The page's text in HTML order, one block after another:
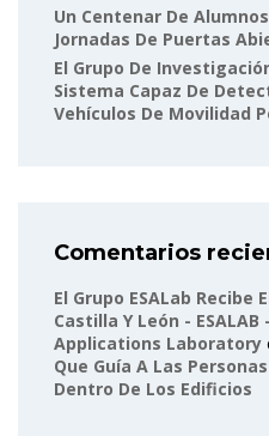
Un Centenar De
Jornadas De Puertas
El Grupo De
Sistema Capaz De
Vehículos De Movilidad
Comentarios
El Grupo ESALab Recibe
Castilla Y León -
Applications Laboratory
Que Guía A Las
Dentro De Los Edificios